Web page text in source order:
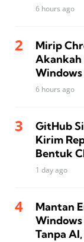
6 hours ago
Mirip
Akankah
Windows
6 hours ago
GitHub
Kirim
Bentuk
1 day ago
Mantan
Windows
Tanpa